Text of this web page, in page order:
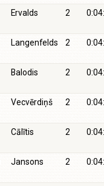
Ervalds 2
Langenfelds 2
Balodis 2
Vecvērdiņš 2
Cālītis 2
Jansons 2